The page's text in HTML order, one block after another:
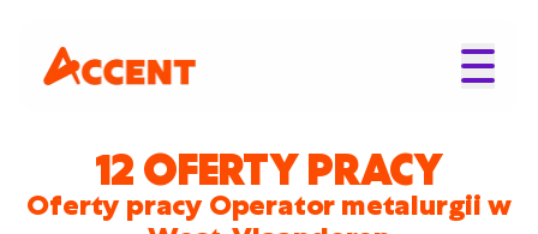
12 OFERTY PRACY
Oferty pracy Operator metalurgii w